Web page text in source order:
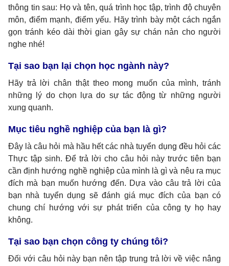
thông tin sau: Họ và tên, quá trình học tập, trình độ chuyên
môn, điểm mạnh, điểm yếu. Hãy trình bày một cách ngắn
gọn tránh kéo dài thời gian gây sự chán nản cho người
nghe nhé!
Tại sao bạn lại chọn học ngành này?
Hãy trả lời chân thật theo mong muốn của mình, tránh
những lý do chọn lựa do sự tác động từ những người
xung quanh.
Mục tiêu nghề nghiệp của bạn là gì?
Đây là câu hỏi mà hầu hết các nhà tuyển dụng đều hỏi các
Thực tập sinh. Để trả lời cho câu hỏi này trước tiên bạn
cần định hướng nghề nghiệp của mình là gì và nêu ra mục
đích mà bạn muốn hướng đến. Dựa vào câu trả lời của
bạn nhà tuyển dụng sẽ đánh giá mục đích của bạn có
chung chí hướng với sự phát triển của công ty họ hay
không.
Tại sao bạn chọn công ty chúng tôi?
Đối với câu hỏi này bạn nên tập trung trả lời về việc nâng